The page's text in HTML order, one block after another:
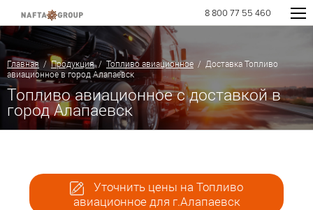
8 800 77 55 460
Главная /Продукция/ Топливо авиационное / Доставка Топливо
авиационное в город Алапаевск
Топливо авиационное с доставкой в
город Алапаевск
Уточнить цены на Топливо
авиационное для г.Алапаевск